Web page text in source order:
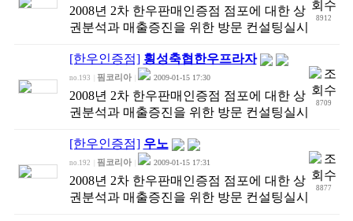
2008년 2차 한우판매인증점 점포에 대한 상
권분석과 매출증진을 위한 방문 컨설팅실시
8912
[한우인증점] 횡성축협한우프라자
no.193 핌코리아 2009-01-15 17:30
2008년 2차 한우판매인증점 점포에 대한 상
권분석과 매출증진을 위한 방문 컨설팅실시
8709
[한우인증점] 우노
no.192 핌코리아 2009-01-15 17:31
2008년 2차 한우판매인증점 점포에 대한 상
권분석과 매출증진을 위한 방문 컨설팅실시
8877